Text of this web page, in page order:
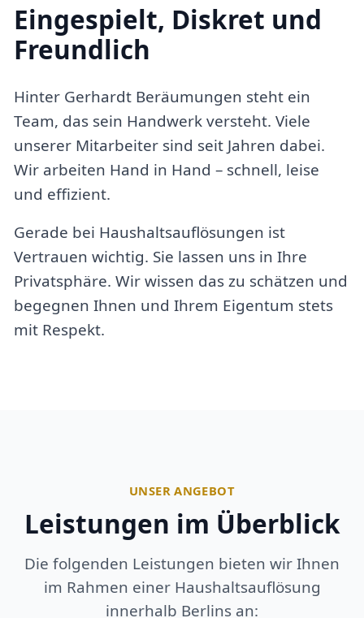
Eingespielt, Diskret und
Freundlich
Hinter Gerhardt Beräumungen steht ein
Team, das sein Handwerk versteht. Viele
unserer Mitarbeiter sind seit Jahren dabei.
Wir arbeiten Hand in Hand – schnell, leise
und effizient.
Gerade bei Haushaltsauflösungen ist
Vertrauen wichtig. Sie lassen uns in Ihre
Privatsphäre. Wir wissen das zu schätzen und
begegnen Ihnen und Ihrem Eigentum stets
mit Respekt.
UNSER ANGEBOT
Leistungen im Überblick
Die folgenden Leistungen bieten wir Ihnen
im Rahmen einer Haushaltsauflösung
innerhalb Berlins an: